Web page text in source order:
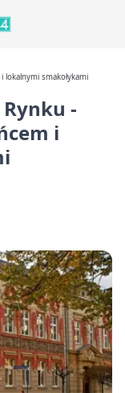
lokalnymi smakołykami
-
i